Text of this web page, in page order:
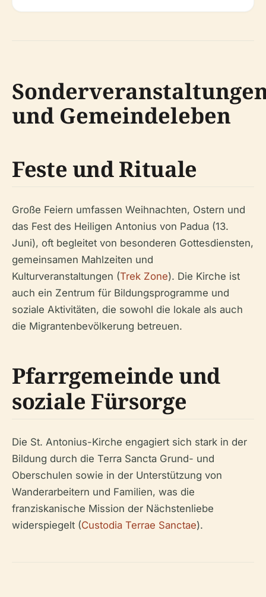
und Gemeindeleben
Feste und Rituale
Große Feiern umfassen Weihnachten, Ostern und
das Fest des Heiligen Antonius von Padua (13.
Juni), oft begleitet von besonderen Gottesdiensten,
gemeinsamen Mahlzeiten und
Kulturveranstaltungen (Trek Zone). Die Kirche ist
auch ein Zentrum für Bildungsprogramme und
soziale Aktivitäten, die sowohl die lokale als auch
die Migrantenbevölkerung betreuen.
Pfarrgemeinde und
soziale Fürsorge
Die St. Antonius-Kirche engagiert sich stark in der
Bildung durch die Terra Sancta Grund- und
Oberschulen sowie in der Unterstützung von
Wanderarbeitern und Familien, was die
franziskanische Mission der Nächstenliebe
widerspiegelt (Custodia Terrae Sanctae).